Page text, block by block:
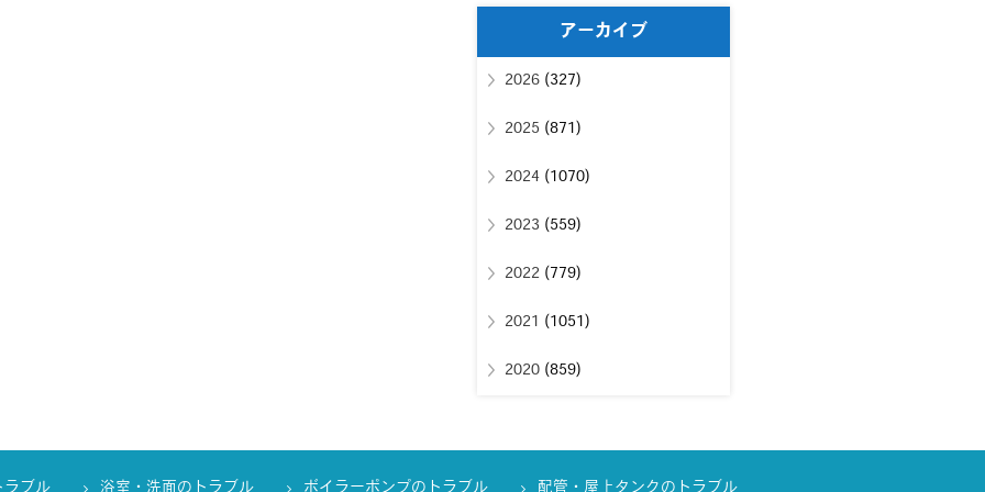
アーカイブ
2026(327)
2025 (871)
2024(1070)
2023 (559)
2022(779)
2021 (1051)
2020(859)
ラブル 浴室・洗面のトラブル ボイラーポンプのトラブル 配管・屋上タンクのトラブル